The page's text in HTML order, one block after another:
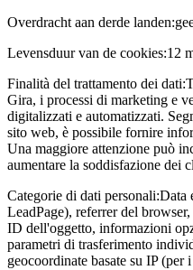
Overdracht aan derde landen:
Levensduur van de cookies:12
Finalità del trattamento dei dati:
Gira, i processi di marketing e
digitalizzati e automatizzati.
sito web, è possibile fornire
Una maggiore attenzione può
aumentare la soddisfazione dei
Categorie di dati personali:Data
LeadPage), referrer del
ID dell'oggetto, informazioni
parametri di trasferimento
geocoordinate basate su IP